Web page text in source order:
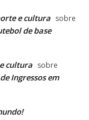
e cultura sobre
de base
cultura sobre
Ingressos em